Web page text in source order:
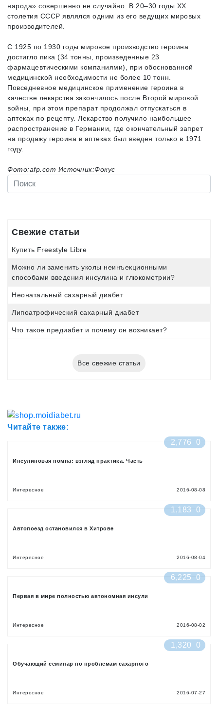
народа» совершенно не случайно. В 20–30 годы XX
столетия СССР являлся одним из его ведущих мировых
производителей.
С 1925 по 1930 годы мировое производство героина
достигло пика (34 тонны, произведенные 23
фармацевтическими компаниями), при обоснованной
медицинской необходимости не более 10 тонн.
Повседневное медицинское применение героина в
качестве лекарства закончилось после Второй мировой
войны, при этом препарат продолжал отпускаться в
аптеках по рецепту. Лекарство получило наибольшее
распространение в Германии, где окончательный запрет
на продажу героина в аптеках был введен только в 1971
году.
Фото:afp.com Источник:Фокус
Свежие статьи
Купить Freestyle Libre
Можно ли заменить уколы неинъекционными
способами введения инсулина и глюкометрии?
Неонатальный сахарный диабет
Липоатрофический сахарный диабет
Что такое предиабет и почему он возникает?
Все свежие статьи
Читайте также:
2,776
0
Инсулиновая помпа: взгляд практика. Часть
Интересное 2016-08-08
1,183 0
Автопоезд остановился в Хитрове
Интересное 2016-08-04
6,225 0
Первая в мире полностью автономная инсули
Интересное 2016-08-02
1,320 0
Обучающий семинар по проблемам сахарного
Интересное 2016-07-27